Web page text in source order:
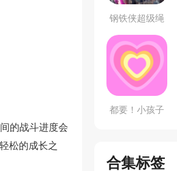
的战斗进度会
松的成长之
钢铁侠超级绳
索英雄
都要！小孩子
合集标签